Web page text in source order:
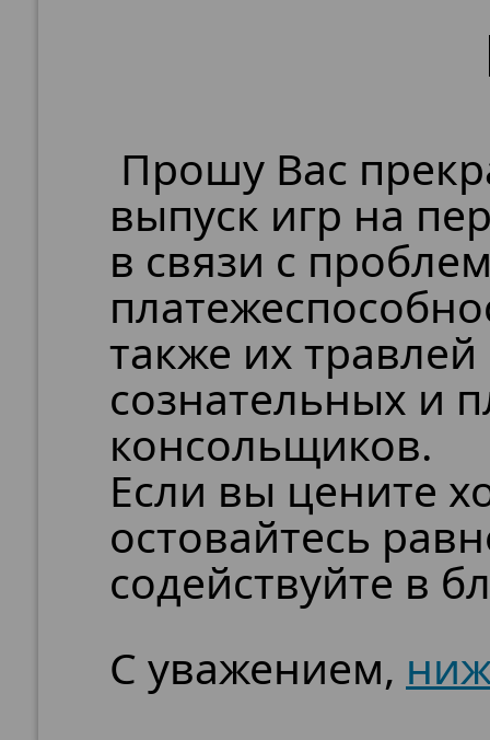
Прошу Вас
выпуск игр на
в связи с
также их
сознательных и
консольщиков.
Если вы цените
остовайтесь
содействуйте в
С уважением,